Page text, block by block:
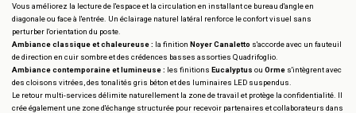
Vous améliorez la lecture de l'espace et la circulation en installant ce bureau d'angle en
diagonale ou face à l'entrée. Un éclairage naturel latéral renforce le confort visuel sans
perturber l'orientation du poste.
Ambiance classique et chaleureuse : la finition Noyer Canaletto s'accorde avec un fauteuil
de direction en cuir sombre et des crédences basses assorties Quadrifoglio.
Ambiance contemporaine et lumineuse : les finitions Eucalyptus ou Orme s'intègrent avec
des cloisons vitrées, des tonalités gris béton et des luminaires LED suspendus.
Le retour multi-services délimite naturellement la zone de travail et protège la confidentialité. Il
crée également une zone d'échange structurée pour recevoir partenaires et collaborateurs dans